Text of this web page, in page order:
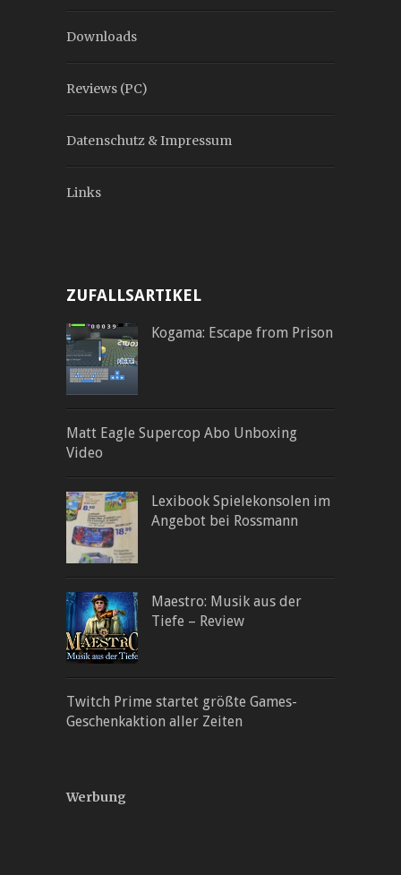
Downloads
Reviews (PC)
Datenschutz & Impressum
Links
ZUFALLSARTIKEL
Kogama: Escape from Prison
Matt Eagle Supercop Abo Unboxing
Video
Lexibook Spielekonsolen im
Angebot bei Rossmann
Maestro: Musik aus der
Tiefe – Review
Twitch Prime startet größte Games-
Geschenkaktion aller Zeiten
Werbung